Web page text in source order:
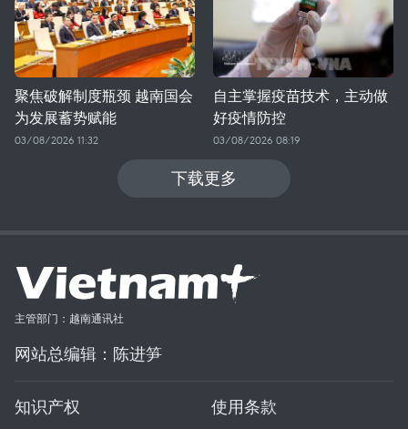
聚焦破解制度瓶颈 越南国会
为发展蓄势赋能
03/08/2026 11:32
自主掌握疫苗技术，主动做
好疫情防控
03/08/2026 08:19
下载更多
主管部门：越南通讯社
网站总编辑：陈进笋
知识产权 使用条款